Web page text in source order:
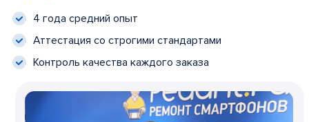
4 года средний опыт
Аттестация со строгими стандартами
Контроль качества каждого заказа